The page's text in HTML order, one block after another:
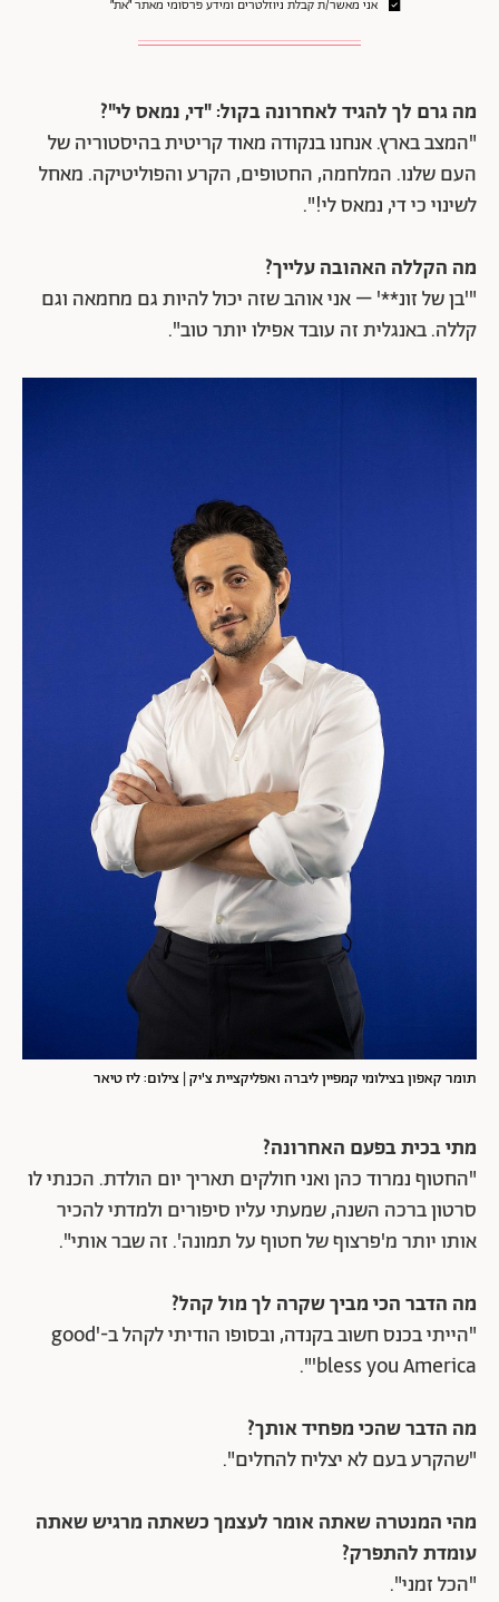
אני מאשר/ת קבלת ניוזלטרים ומידע פרסומי מאתר ״את״
מה גרם לך להגיד לאחרונה בקול: "די, נמאס לי"?
"המצב בארץ. אנחנו בנקודה מאוד קריטית בהיסטוריה של
העם שלנו. המלחמה, החטופים, הקרע והפוליטיקה. מאחל
לשינוי כי די, נמאס לי!".
מה הקללה האהובה עלייך?
"'בן של זונ**' – אני אוהב שזה יכול להיות גם מחמאה וגם
קללה. באנגלית זה עובד אפילו יותר טוב".
תומר קאפון בצילומי קמפיין ליברה ואפליקציית צ'יק | צילום: ליז טיאר
מתי בכית בפעם האחרונה?
"החטוף נמרוד כהן ואני חולקים תאריך יום הולדת. הכנתי לו
סרטון ברכה השנה, שמעתי עליו סיפורים ולמדתי להכיר
אותו יותר מ'פרצוף של חטוף על תמונה'. זה שבר אותי".
מה הדבר הכי מביך שקרה לך מול קהל?
"הייתי בכנס חשוב בקנדה, ובסופו הודיתי לקהל ב-'good
bless you America'".
מה הדבר שהכי מפחיד אותך?
"שהקרע בעם לא יצליח להחלים".
מהי המנטרה שאתה אומר לעצמך כשאתה מרגיש שאתה
עומדת להתפרק?
"הכל זמני".